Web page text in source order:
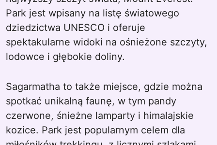
Park jest wpisany na listę światowego
dziedzictwa UNESCO i oferuje
spektakularne widoki na ośnieżone szczyty,
lodowce i głębokie doliny.
Sagarmatha to także miejsce, gdzie można
spotkać unikalną faunę, w tym pandy
czerwone, śnieżne lamparty i himalajskie
kozice. Park jest popularnym celem dla